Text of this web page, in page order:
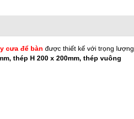
cưa để bàn được thiết kế với trọng lượng
thép H 200 x 200mm, thép vuông